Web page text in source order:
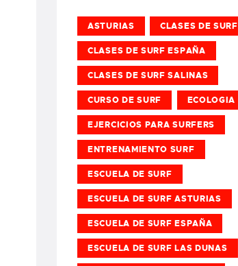
ASTURIAS CLASES DE SURF
CLASES DE SURF ESPAÑA
CLASES DE SURF SALINAS
CURSO DE SURF ECOLOGIA
EJERCICIOS PARA SURFERS
ENTRENAMIENTO SURF
ESCUELA DE SURF
ESCUELA DE SURF ASTURIAS
ESCUELA DE SURF ESPAÑA
ESCUELA DE SURF LAS DUNAS